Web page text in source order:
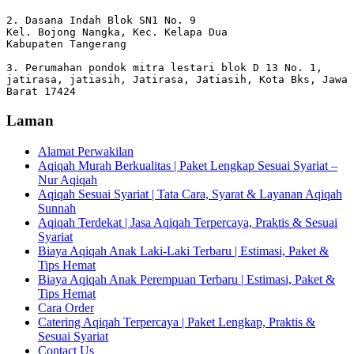
2. Dasana Indah Blok SN1 No. 9
Kel. Bojong Nangka, Kec. Kelapa Dua
Kabupaten Tangerang
3. Perumahan pondok mitra lestari blok D 13 No. 1,
jatirasa, jatiasih, Jatirasa, Jatiasih, Kota Bks, Jawa
Barat 17424
Laman
Alamat Perwakilan
Aqiqah Murah Berkualitas | Paket Lengkap Sesuai Syariat –
Nur Aqiqah
Aqiqah Sesuai Syariat | Tata Cara, Syarat & Layanan Aqiqah
Sunnah
Aqiqah Terdekat | Jasa Aqiqah Terpercaya, Praktis & Sesuai
Syariat
Biaya Aqiqah Anak Laki-Laki Terbaru | Estimasi, Paket &
Tips Hemat
Biaya Aqiqah Anak Perempuan Terbaru | Estimasi, Paket &
Tips Hemat
Cara Order
Catering Aqiqah Terpercaya | Paket Lengkap, Praktis &
Sesuai Syariat
Contact Us